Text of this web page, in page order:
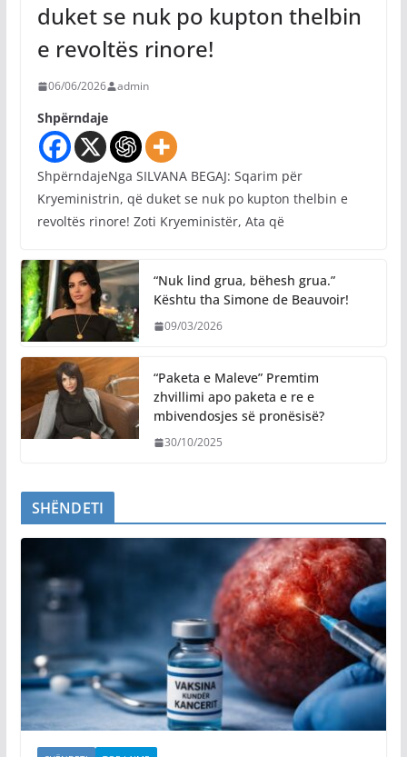
duket se nuk po kupton thelbin
e revoltës rinore!
06/06/2026 admin
Shpërndaje
ShpërndajeNga SILVANA BEGAJ: Sqarim për
Kryeministrin, që duket se nuk po kupton thelbin e
revoltës rinore! Zoti Kryeministër, Ata që
“Nuk lind grua, bëhesh grua.”
Kështu tha Simone de Beauvoir!
09/03/2026
“Paketa e Maleve” Premtim
zhvillimi apo paketa e re e
mbivendosjes së pronësisë?
30/10/2025
SHËNDETI